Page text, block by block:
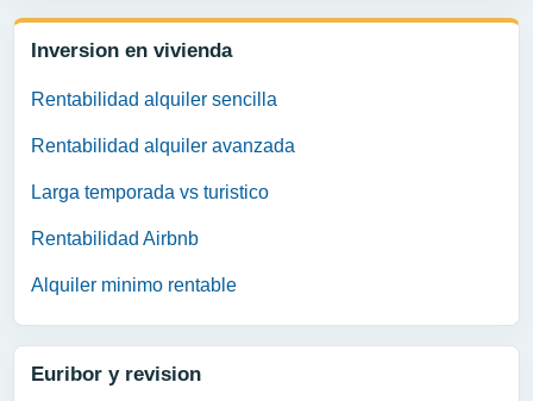
Inversion en vivienda
Rentabilidad alquiler sencilla
Rentabilidad alquiler avanzada
Larga temporada vs turistico
Rentabilidad Airbnb
Alquiler minimo rentable
Euribor y revision